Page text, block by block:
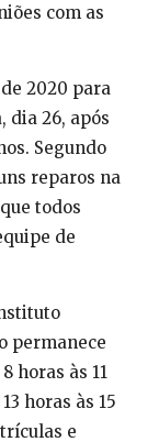
com as
2020 para
dia 26, após
Segundo
reparos na
todos
de
permanece
horas às 11
horas às 15
e